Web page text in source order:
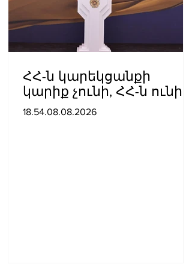
ՀՀ-ն կարեկցանքի
կարիք չունի, ՀՀ-ն ունի
գործընկերության և
18.54.08.08.2026